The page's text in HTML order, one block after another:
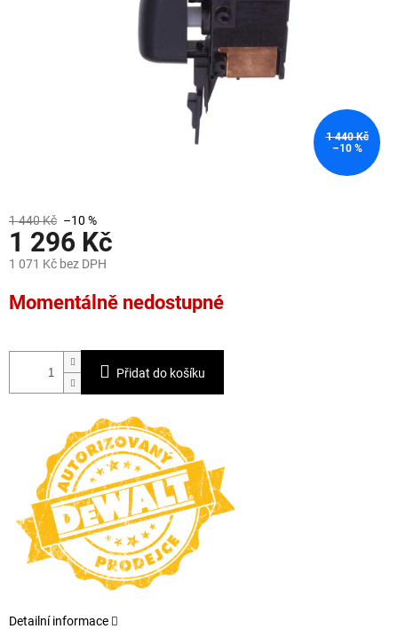
1 440 Kč
–10 %
1 440 Kč –10 %
1 296 Kč
1 071 Kč bez DPH
cena:
Momentálně nedostupné
Přidat do košíku
Detailní informace